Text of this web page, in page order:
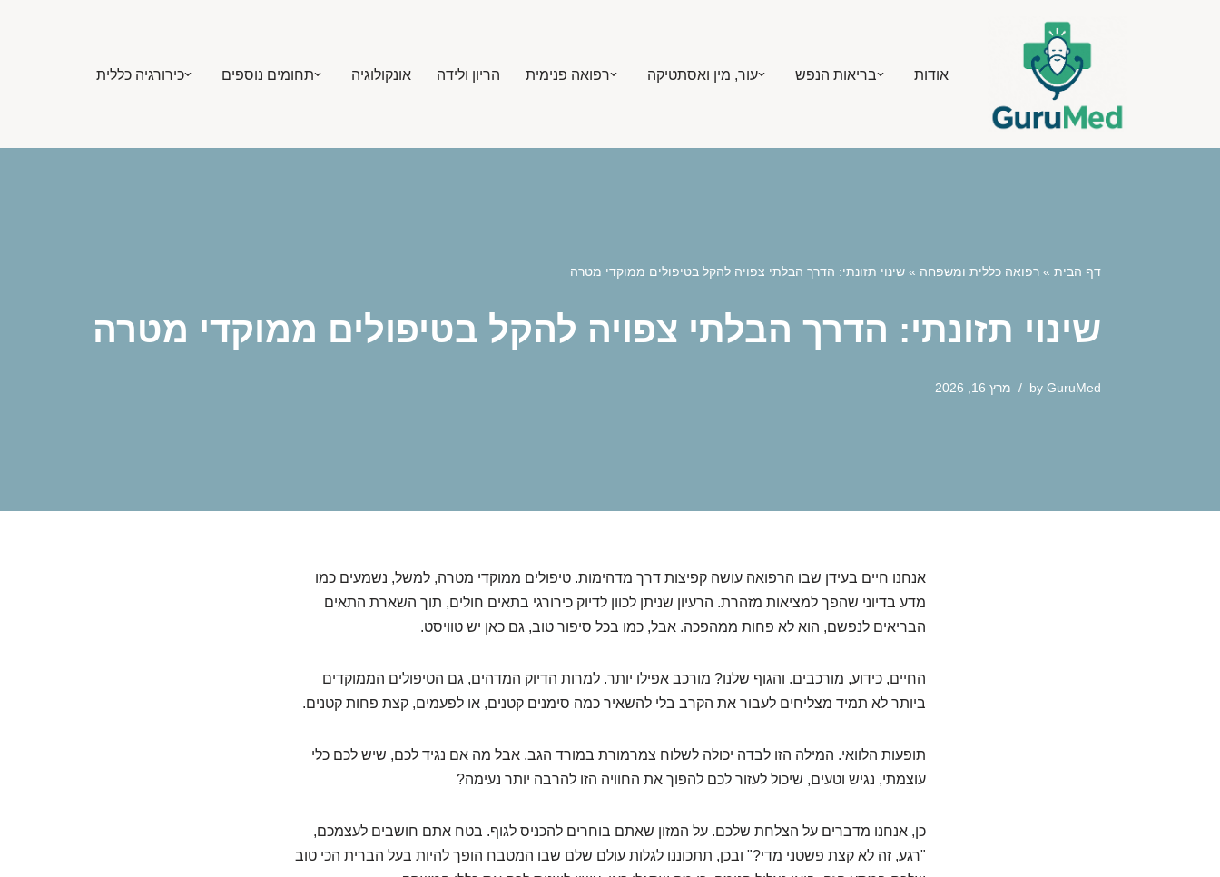
אודות בריאות הנפש עור, מין ואסתטיקה רפואה פנימית הריון ולידה אונקולוגיה תחומים נוספים כירורגיה כללית
דף הבית » רפואה כללית ומשפחה » שינוי תזונתי: הדרך הבלתי צפויה להקל בטיפולים ממוקדי מטרה
שינוי תזונתי: הדרך הבלתי צפויה להקל בטיפולים ממוקדי מטרה
by GuruMed מרץ 16, 2026
אנחנו חיים בעידן שבו הרפואה עושה קפיצות דרך מדהימות. טיפולים ממוקדי מטרה, למשל, נשמעים כמו
מדע בדיוני שהפך למציאות מזהרת. הרעיון שניתן לכוון לדיוק כירורגי בתאים חולים, תוך השארת התאים
הבריאים לנפשם, הוא לא פחות ממהפכה. אבל, כמו בכל סיפור טוב, גם כאן יש טוויסט.
החיים, כידוע, מורכבים. והגוף שלנו? מורכב אפילו יותר. למרות הדיוק המדהים, גם הטיפולים הממוקדים
ביותר לא תמיד מצליחים לעבור את הקרב בלי להשאיר כמה סימנים קטנים, או לפעמים, קצת פחות קטנים.
תופעות הלוואי. המילה הזו לבדה יכולה לשלוח צמרמורת במורד הגב. אבל מה אם נגיד לכם, שיש לכם כלי
עוצמתי, נגיש וטעים, שיכול לעזור לכם להפוך את החוויה הזו להרבה יותר נעימה?
כן, אנחנו מדברים על הצלחת שלכם. על המזון שאתם בוחרים להכניס לגוף. בטח אתם חושבים לעצמכם,
"רגע, זה לא קצת פשטני מדי?" ובכן, תתכוננו לגלות עולם שלם שבו המטבח הופך להיות בעל הברית הכי טוב